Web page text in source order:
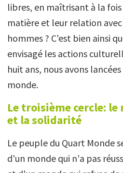
libres, en maîtrisant à la
matière et leur relation
hommes ? C'est bien ainsi
envisagé les actions
huit ans, nous avons
monde.
Le troisième cercle:
et la solidarité
Le peuple du Quart Monde
d'un monde qui n'a pas